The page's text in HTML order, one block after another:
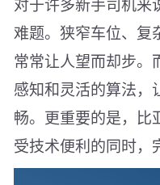
难题。狭窄车位、复
常常让人望而却步。
感知和灵活的算法，
畅。更重要的是，比
受技术便利的同时，